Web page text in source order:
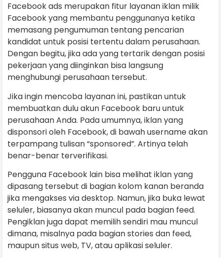
Facebook ads merupakan fitur layanan iklan milik
Facebook yang membantu penggunanya ketika
memasang pengumuman tentang pencarian
kandidat untuk posisi tertentu dalam perusahaan.
Dengan begitu, jika ada yang tertarik dengan posisi
pekerjaan yang diinginkan bisa langsung
menghubungi perusahaan tersebut.
Jika ingin mencoba layanan ini, pastikan untuk
membuatkan dulu akun Facebook baru untuk
perusahaan Anda. Pada umumnya, iklan yang
disponsori oleh Facebook, di bawah username akan
terpampang tulisan “sponsored”. Artinya telah
benar-benar terverifikasi.
Pengguna Facebook lain bisa melihat iklan yang
dipasang tersebut di bagian kolom kanan beranda
jika mengakses via desktop. Namun, jika buka lewat
seluler, biasanya akan muncul pada bagian feed.
Pengiklan juga dapat memilih sendiri mau muncul
dimana, misalnya pada bagian stories dan feed,
maupun situs web, TV, atau aplikasi seluler.